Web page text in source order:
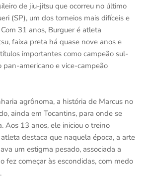
de jiu-jitsu que ocorreu no último
(SP), um dos torneios mais difíceis e
31 anos, Burguer é atleta
faixa preta há quase nove anos e
importantes como campeão sul-
pan-americano e vice-campeão
agrônoma, a história de Marcus no
ainda em Tocantins, para onde se
Aos 13 anos, ele iniciou o treino
destaca que naquela época, a arte
um estigma pesado, associada a
fez começar às escondidas, com medo